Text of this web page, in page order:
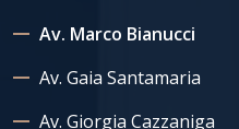
Av. Marco Bianucci
Av. Gaia Santamaria
Av. Giorgia Cazzaniga